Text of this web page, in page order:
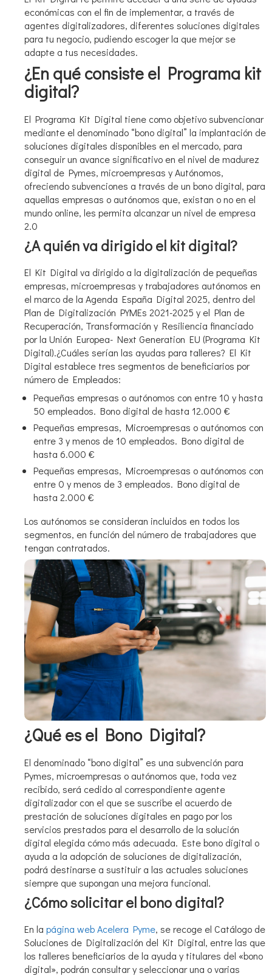
económicas con el fin de implementar, a través de
agentes digitalizadores, diferentes soluciones digitales
para tu negocio, pudiendo escoger la que mejor se
adapte a tus necesidades.
¿En qué consiste el Programa kit
digital?
El Programa Kit Digital tiene como objetivo subvencionar
mediante el denominado “bono digital” la implantación de
soluciones digitales disponibles en el mercado, para
conseguir un avance significativo en el nivel de madurez
digital de Pymes, microempresas y Autónomos,
ofreciendo subvenciones a través de un bono digital, para
aquellas empresas o autónomos que, existan o no en el
mundo online, les permita alcanzar un nivel de empresa
2.0
¿A quién va dirigido el kit digital?
El Kit Digital va dirigido a la digitalización de pequeñas
empresas, microempresas y trabajadores autónomos en
el marco de la Agenda España Digital 2025, dentro del
Plan de Digitalización PYMEs 2021-2025 y el Plan de
Recuperación, Transformación y Resiliencia financiado
por la Unión Europea- Next Generation EU (Programa Kit
Digital).¿Cuáles serían las ayudas para talleres? El Kit
Digital establece tres segmentos de beneficiarios por
número de Empleados:
Pequeñas empresas o autónomos con entre 10 y hasta
50 empleados. Bono digital de hasta 12.000 €
Pequeñas empresas, Microempresas o autónomos con
entre 3 y menos de 10 empleados. Bono digital de
hasta 6.000 €
Pequeñas empresas, Microempresas o autónomos con
entre 0 y menos de 3 empleados. Bono digital de
hasta 2.000 €
Los autónomos se consideran incluidos en todos los
segmentos, en función del número de trabajadores que
tengan contratados.
¿Qué es el Bono Digital?
El denominado “bono digital” es una subvención para
Pymes, microempresas o autónomos que, toda vez
recibido, será cedido al correspondiente agente
digitalizador con el que se suscribe el acuerdo de
prestación de soluciones digitales en pago por los
servicios prestados para el desarrollo de la solución
digital elegida cómo más adecuada. Este bono digital o
ayuda a la adopción de soluciones de digitalización,
podrá destinarse a sustituir a las actuales soluciones
siempre que supongan una mejora funcional.
¿Cómo solicitar el bono digital?
En la página web Acelera Pyme, se recoge el Catálogo de
Soluciones de Digitalización del Kit Digital, entre las que
los talleres beneficiarios de la ayuda y titulares del «bono
digital», podrán consultar y seleccionar una o varias